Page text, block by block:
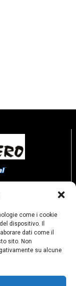
come i cookie
dispositivo. Il
dati come il
sito. Non
su alcune